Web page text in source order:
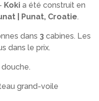
Koki a été construit en
| Punat, Croatie.
dans 3 cabines. Les
dans le prix.
.
grand-voile